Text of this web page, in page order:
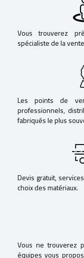
Vous trouverez
spécialiste de la
Les points de
professionnels,
fabriqués le plus
Devis gratuit,
choix des matériaux.
Vous ne trouverez
équipes vous